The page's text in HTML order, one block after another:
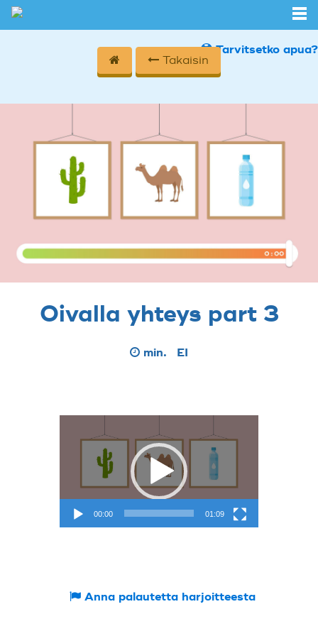
Tarvitsetko apua?
Takaisin
Oivalla yhteys part 3
min. EI
00:00 01:09
Anna palautetta harjoitteesta